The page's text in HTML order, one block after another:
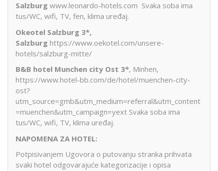
Salzburg www.leonardo-hotels.com Svaka soba ima
tus/WC, wifi, TV, fen, klima uređaj.
Okeotel Salzburg 3*,
Salzburg https://www.oekotel.com/unsere-
hotels/salzburg-mitte/
B&B hotel Munchen city Ost 3*, Minhen,
https://www.hotel-bb.com/de/hotel/muenchen-city-
ost?
utm_source=gmb&utm_medium=referral&utm_content
=muenchen&utm_campaign=yext Svaka soba ima
tus/WC, wifi, TV, klima uređaj.
NAPOMENA ZA HOTEL:
Potpisivanjem Ugovora o putovanju stranka prihvata
svaki hotel odgovarajuće kategorizacije i opisa